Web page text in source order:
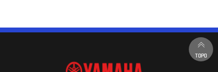
TOPO